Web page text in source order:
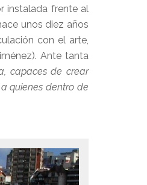
instalada frente al
unos diez años
con el arte,
Ante tanta
capaces de crear
quienes dentro de